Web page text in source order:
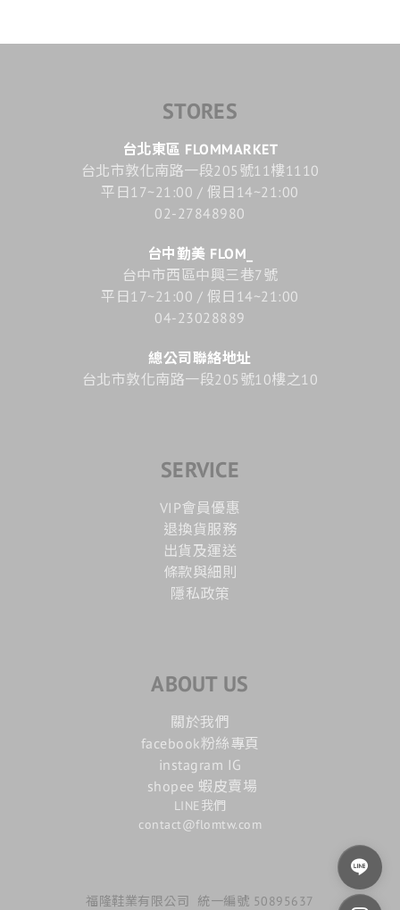
STORES
台北東區 FLOMMARKET
台北市敦化南路一段205號11樓1110
平日17~21:00 / 假日14~21:00
02-27848980
台中勤美 FLOM_
台中市西區中興三巷7號
平日17~21:00 / 假日14~21:00
04-23028889
總公司聯絡地址
台北市敦化南路一段205號10樓之10
SERVICE
VIP會員優惠
退換貨服務
出貨及運送
條款與細則
隱私政策
ABOUT US
關於我們
facebook粉絲專頁
instagram IG
shopee 蝦皮賣場
LINE我們
contact@flomtw.com
福隆鞋業有限公司 統一編號 50895637